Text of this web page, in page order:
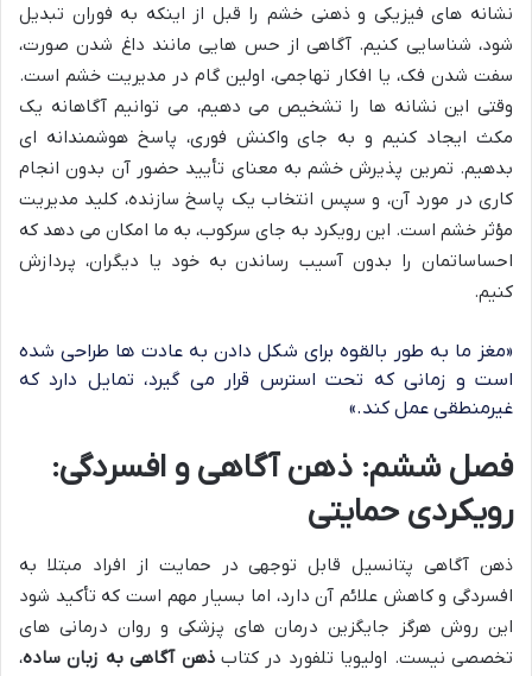
نشانه های فیزیکی و ذهنی خشم را قبل از اینکه به فوران تبدیل
شود، شناسایی کنیم. آگاهی از حس هایی مانند داغ شدن صورت،
سفت شدن فک، یا افکار تهاجمی، اولین گام در مدیریت خشم است.
وقتی این نشانه ها را تشخیص می دهیم، می توانیم آگاهانه یک
مکث ایجاد کنیم و به جای واکنش فوری، پاسخ هوشمندانه ای
بدهیم. تمرین پذیرش خشم به معنای تأیید حضور آن بدون انجام
کاری در مورد آن، و سپس انتخاب یک پاسخ سازنده، کلید مدیریت
مؤثر خشم است. این رویکرد به جای سرکوب، به ما امکان می دهد که
احساساتمان را بدون آسیب رساندن به خود یا دیگران، پردازش
کنیم.
«مغز ما به طور بالقوه برای شکل دادن به عادت ها طراحی شده
است و زمانی که تحت استرس قرار می گیرد، تمایل دارد که
غیرمنطقی عمل کند.»
فصل ششم: ذهن آگاهی و افسردگی:
رویکردی حمایتی
ذهن آگاهی پتانسیل قابل توجهی در حمایت از افراد مبتلا به
افسردگی و کاهش علائم آن دارد، اما بسیار مهم است که تأکید شود
این روش هرگز جایگزین درمان های پزشکی و روان درمانی های
تخصصی نیست. اولیویا تلفورد در کتابذهن آگاهی به زبان ساده،